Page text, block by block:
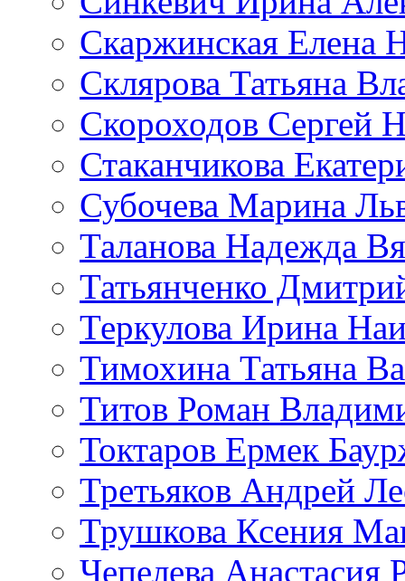
Скаржинская Елена
Склярова Татьяна
Скороходов Сергей
Стаканчикова
Субочева Марина
Таланова Надежда
Татьянченко
Теркулова Ирина
Тимохина Татьяна
Титов Роман
Токтаров Ермек
Третьяков Андрей
Трушкова Ксения
Чепелева Анастасия